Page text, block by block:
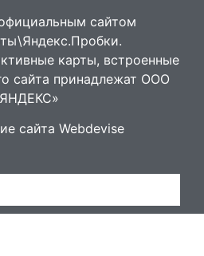
сайтом
карты, встроенные
сайта принадлежат ООО
сайта Webdevise